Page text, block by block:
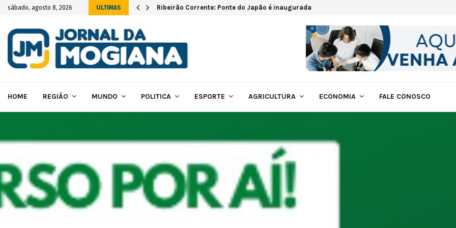
sábado, agosto 8, 2026 ULTIMAS
instalações… Ribeirão Corrente: Ponte do Japão é inaugurada
HOME REGIÃO MUNDO POLITICA ESPORTE AGRICULTURA ECONOMIA FALE CONOSCO